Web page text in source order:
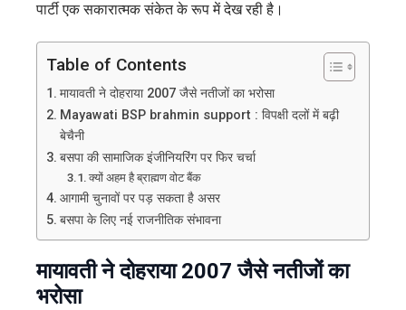
पार्टी एक सकारात्मक संकेत के रूप में देख रही है।
Table of Contents
मायावती ने दोहराया 2007 जैसे नतीजों का भरोसा
Mayawati BSP brahmin support : विपक्षी दलों में बढ़ी
बेचैनी
बसपा की सामाजिक इंजीनियरिंग पर फिर चर्चा
क्यों अहम है ब्राह्मण वोट बैंक
आगामी चुनावों पर पड़ सकता है असर
बसपा के लिए नई राजनीतिक संभावना
मायावती ने दोहराया 2007 जैसे नतीजों का
भरोसा